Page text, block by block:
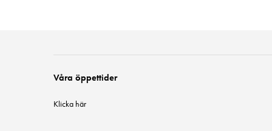
Våra öppettider
Klicka här